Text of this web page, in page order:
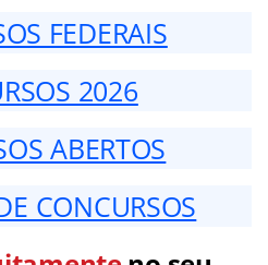
FEDERAIS
2026
ABERTOS
CONCURSOS